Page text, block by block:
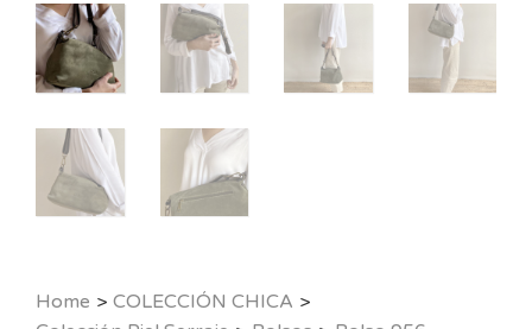
Home > COLECCIÓN CHICA >